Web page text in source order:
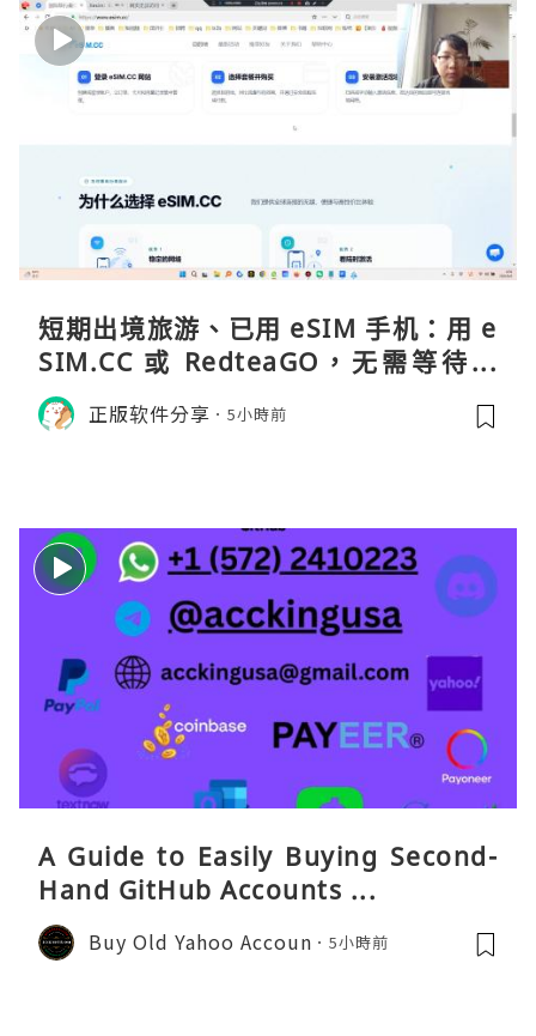
短期出境旅游、已用 eSIM 手机：用 e
SIM.CC 或 RedteaGO，无需等待收
货。需要“当地号码 + 通话短信”（如
打车、外卖、客户联络）：优先 Redt
正版软件分享 5小時前
A Guide to Easily Buying Second-
Hand GitHub Accounts ...
Buy Old Yahoo Accoun 5小時前